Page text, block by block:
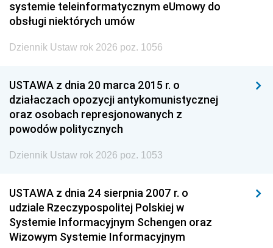
systemie teleinformatycznym eUmowy do
obsługi niektórych umów
Dziennik Ustaw rok 2026 poz. 1056
USTAWA z dnia 20 marca 2015 r. o
działaczach opozycji antykomunistycznej
oraz osobach represjonowanych z
powodów politycznych
Dziennik Ustaw rok 2026 poz. 1053
USTAWA z dnia 24 sierpnia 2007 r. o
udziale Rzeczypospolitej Polskiej w
Systemie Informacyjnym Schengen oraz
Wizowym Systemie Informacyjnym